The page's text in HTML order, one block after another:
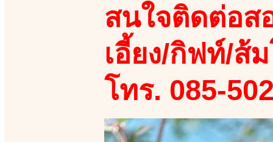
สนใจติดต่อส
เอี้ยง/กิฟท์/ส้
โทร. 085-